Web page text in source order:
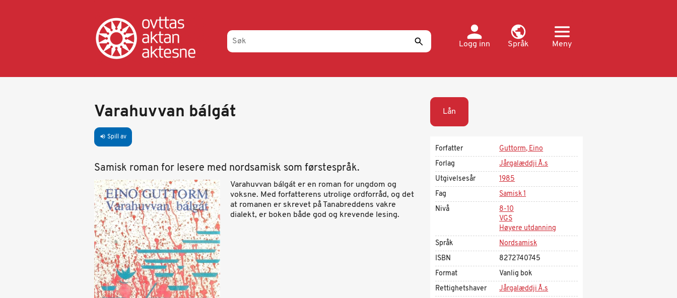
Logg inn
Språk Meny
Varahuvvan bálgát
volume_up Spill av
Samisk roman for lesere med nordsamisk som førstespråk.
Varahuvvan bálgát er en roman for ungdom og
voksne. Med forfatterens utrolige ordforråd, og det
at romanen er skrevet på Tanabreddens vakre
dialekt, er boken både god og krevende lesing.
Lån
Forfatter
Guttorm, Eino
Forlag
Jårgalæddji Å.s
Utgivelsesår
1985
Fag
Samisk 1
Nivå
8-10
VGS
Høyere utdanning
Språk
Nordsamisk
ISBN
8272740745
Format
Vanlig bok
Rettighetshaver
Jårgalæddji Å.s